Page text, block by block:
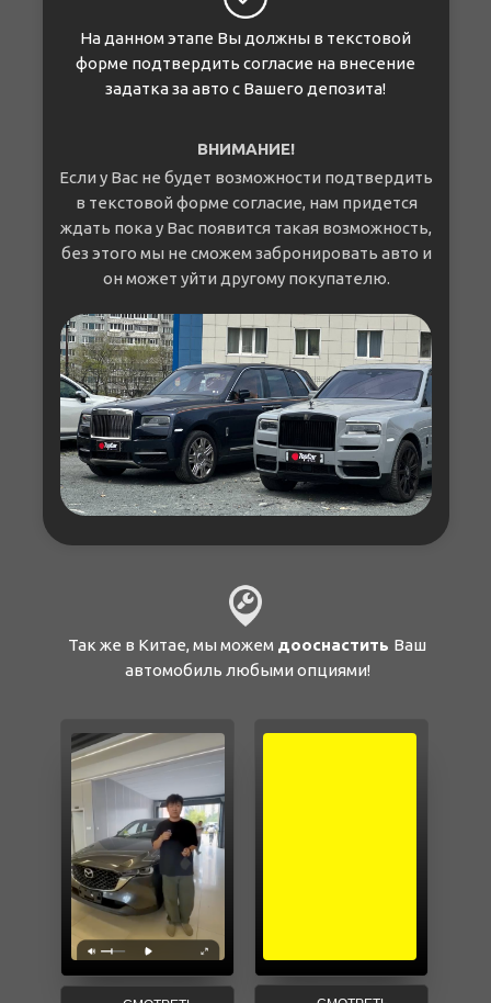
На данном этапе Вы должны в текстовой
форме подтвердить согласие на внесение
задатка за авто с Вашего депозита!
Так же в Китае, мы можем дооснастить Ваш
автомобиль любыми опциями!
Если у Вас не будет возможности подтвердить
в текстовой форме согласие, нам придется
ждать пока у Вас появится такая возможность,
без этого мы не сможем забронировать авто и
он может уйти другому покупателю.
ВНИМАНИЕ!